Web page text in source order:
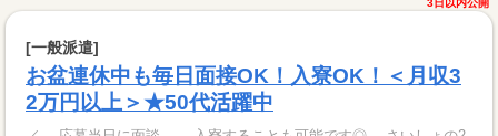
3日以内公開
[一般派遣]
お盆連休中も毎日面接OK！入寮OK！＜月収3
2万円以上＞★50代活躍中